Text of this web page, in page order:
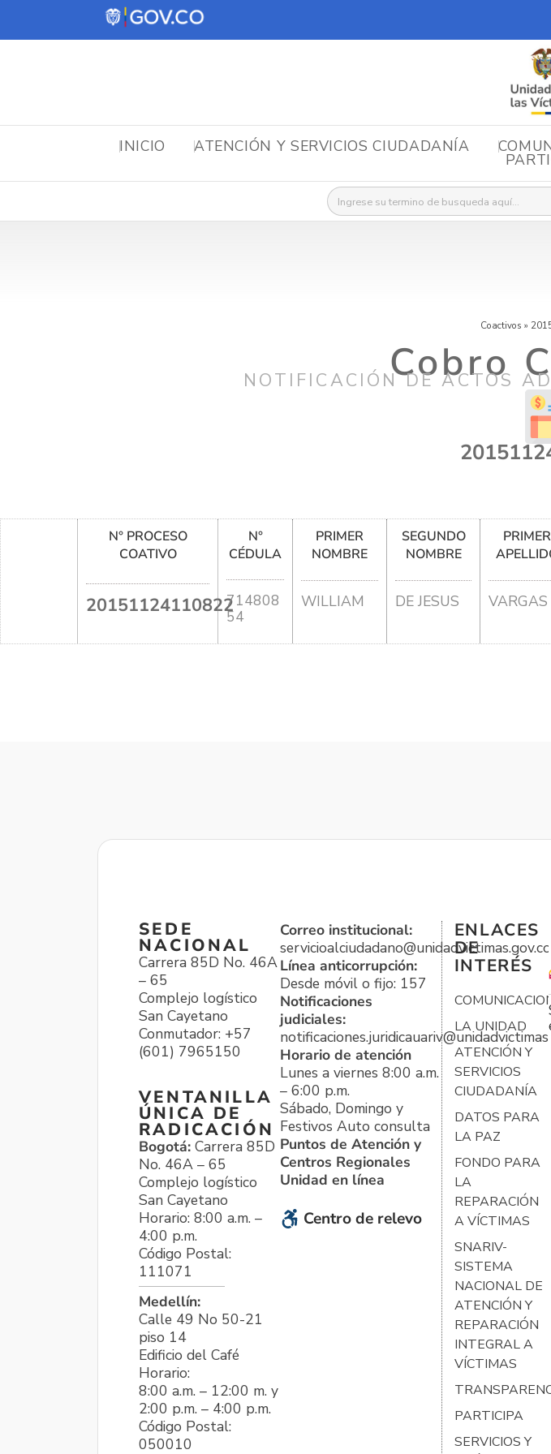
INICIO ATENCIÓN Y SERVICIOS CIUDADANÍA
Buscar:
Coactivos »
Cobro
NOTIFICACIÓN DE ACTOS
N° PROCESO
COATIVO
20151124110822
N°
CÉDULA
714808
54
PRIMER
NOMBRE
WILLIAM
SEGUNDO
NOMBRE
DE JESUS
PRIMER
VARGAS
SEDE
NACIONAL
Carrera 85D No. 46A
– 65
Complejo logístico
San Cayetano
Conmutador: +57
(601) 7965150
VENTANILLA
ÚNICA DE
RADICACIÓN
Bogotá: Carrera 85D
No. 46A – 65
Complejo logístico
San Cayetano
Horario: 8:00 a.m. –
4:00 p.m.
Código Postal:
111071
Medellín:
Calle 49 No 50-21
piso 14
Edificio del Café
Horario:
8:00 a.m. – 12:00 m. y
2:00 p.m. – 4:00 p.m.
Código Postal:
050010
Correo institucional:
servicioalciudadano@unidadvictimas.gov.co
Línea anticorrupción:
Desde móvil o fijo: 157
Notificaciones
judiciales:
Horario de atención
Lunes a viernes 8:00 a.m.
– 6:00 p.m.
Sábado, Domingo y
Festivos Auto consulta
Puntos de Atención y
Centros Regionales
Unidad en línea
Centro de relevo
ENLACES
DE
INTERÉS
LA UNIDAD
ATENCIÓN Y
SERVICIOS
CIUDADANÍA
DATOS PARA
LA PAZ
FONDO PARA
LA
REPARACIÓN
A VÍCTIMAS
SNARIV-
SISTEMA
NACIONAL DE
ATENCIÓN Y
REPARACIÓN
INTEGRAL A
VÍCTIMAS
PARTICIPA
SERVICIOS Y